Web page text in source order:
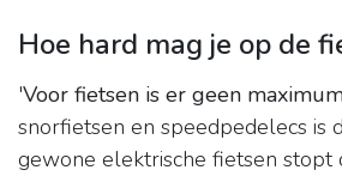
Hoe hard mag je op de
'Voor fietsen is er geen
snorfietsen en speedpedelecs is
gewone elektrische fietsen stopt